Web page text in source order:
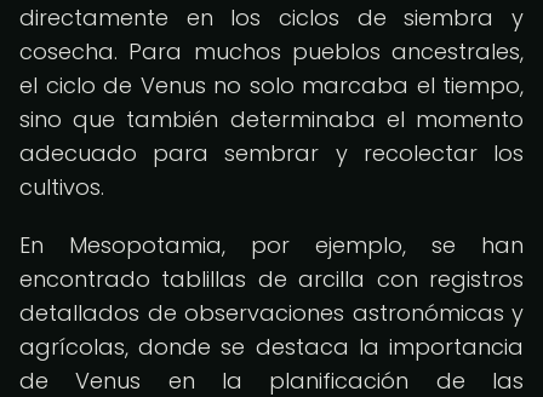
directamente en los ciclos de siembra y
cosecha. Para muchos pueblos ancestrales,
el ciclo de Venus no solo marcaba el tiempo,
sino que también determinaba el momento
adecuado para sembrar y recolectar los
cultivos.
En Mesopotamia, por ejemplo, se han
encontrado tablillas de arcilla con registros
detallados de observaciones astronómicas y
agrícolas, donde se destaca la importancia
de Venus en la planificación de las